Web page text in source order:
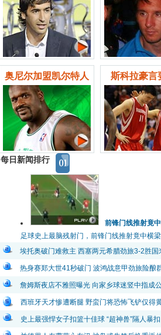
奥尼尔加盟凯尔特人 斯科拉豪言
每日新闻排行
前锋门线推射竟
足球史上最脑残射门，前锋门线推射竟中横
埃托奥破门难救主 西塞两元希腊劲旅3-2胜国
热身赛郑大世41秒破门 波鸿战意甲劲旅险酿
詹姆斯夜店不雅照曝光 向家乡球迷竖中指成
西班牙天才惨遭断腿 野蛮门将恐怖飞铲仅得
史上最强悍女子扣篮十佳球 “超神兽”隔人暴扣